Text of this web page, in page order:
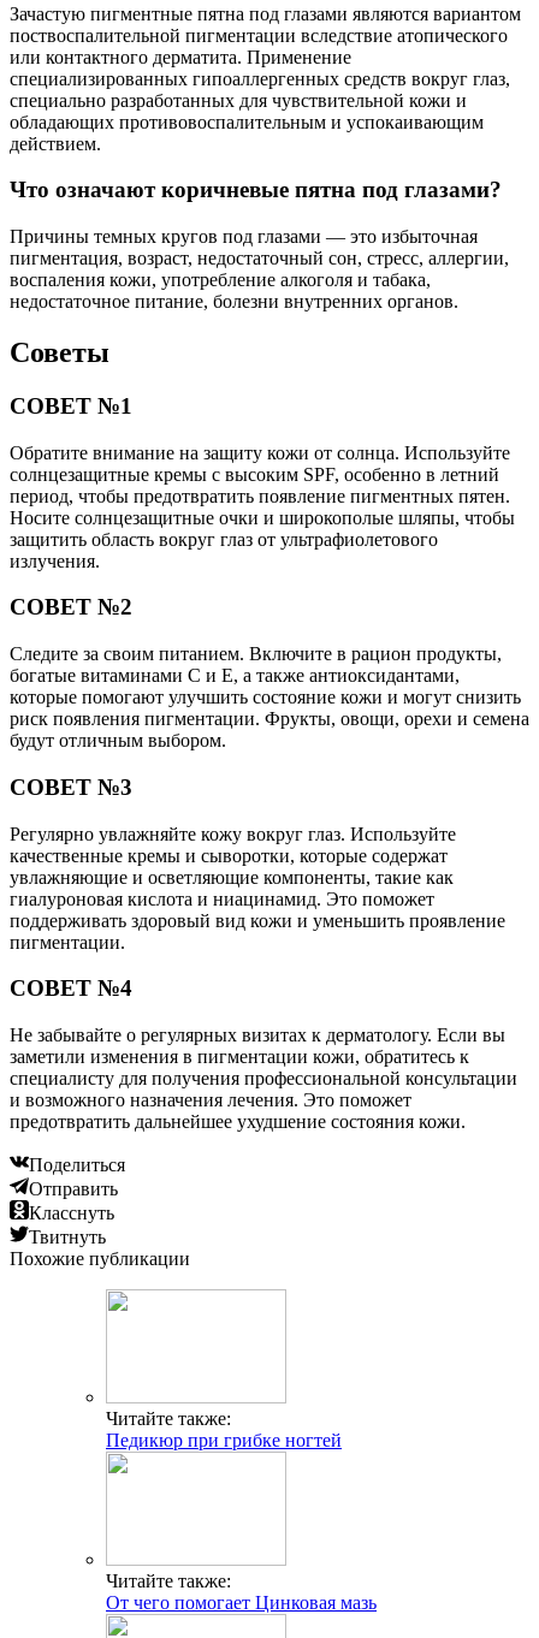
Зачастую пигментные пятна под глазами являются вариантом
поствоспалительной пигментации вследствие атопического
или контактного дерматита. Применение
специализированных гипоаллергенных средств вокруг глаз,
специально разработанных для чувствительной кожи и
обладающих противовоспалительным и успокаивающим
действием.
Что означают коричневые пятна под глазами?
Причины темных кругов под глазами — это избыточная
пигментация, возраст, недостаточный сон, стресс, аллергии,
воспаления кожи, употребление алкоголя и табака,
недостаточное питание, болезни внутренних органов.
Советы
СОВЕТ №1
Обратите внимание на защиту кожи от солнца. Используйте
солнцезащитные кремы с высоким SPF, особенно в летний
период, чтобы предотвратить появление пигментных пятен.
Носите солнцезащитные очки и широкополые шляпы, чтобы
защитить область вокруг глаз от ультрафиолетового
излучения.
СОВЕТ №2
Следите за своим питанием. Включите в рацион продукты,
богатые витаминами C и E, а также антиоксидантами,
которые помогают улучшить состояние кожи и могут снизить
риск появления пигментации. Фрукты, овощи, орехи и семена
будут отличным выбором.
СОВЕТ №3
Регулярно увлажняйте кожу вокруг глаз. Используйте
качественные кремы и сыворотки, которые содержат
увлажняющие и осветляющие компоненты, такие как
гиалуроновая кислота и ниацинамид. Это поможет
поддерживать здоровый вид кожи и уменьшить проявление
пигментации.
СОВЕТ №4
Не забывайте о регулярных визитах к дерматологу. Если вы
заметили изменения в пигментации кожи, обратитесь к
специалисту для получения профессиональной консультации
и возможного назначения лечения. Это поможет
предотвратить дальнейшее ухудшение состояния кожи.
Поделиться
Отправить
Класснуть
Твитнуть
Похожие публикации
Читайте также:
Педикюр при грибке ногтей
Читайте также:
От чего помогает Цинковая мазь